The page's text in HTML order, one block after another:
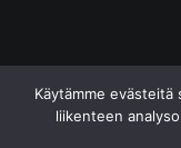
Käytämme
liikenteen